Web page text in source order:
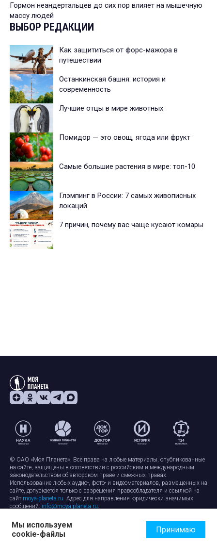
Гормон неандертальцев до сих пор влияет на мышечную
массу людей
ВЫБОР РЕДАКЦИИ
Как защититься от форс-мажора в
путешествии
Останкинская башня: история и
современность
Лучшие отцы в мире животных
Помидор — это овощ, ягода или фрукт
Самые большие растения в мире: топ-10
Глэмпинг в России: 7 самых живописных
локаций
7 причин, почему вас чаще кусают комары
© ОАО «Моя Планета». Все права на любые материалы, опубликованные
на сайте, защищены в соответствии с российским и международным
законодательством об авторском праве и смежных правах.
Использование любых аудио-, фото- и видеоматериалов, размещенных на
сайте, допускается только с разрешения правообладателя и ссылкой на
сайт moya-planeta.ru. Адрес для направления юридически значимых
сообщений: info@moya-planeta.ru.
Правила сайтаРабота с cookie-файлами
Защита персональных данных
Обработка персональных данных
Мы используем
cookie-файлы
Принимаю